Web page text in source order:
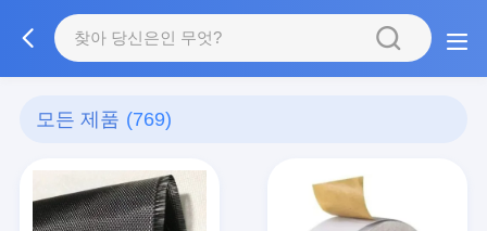
모든 제품 (769)